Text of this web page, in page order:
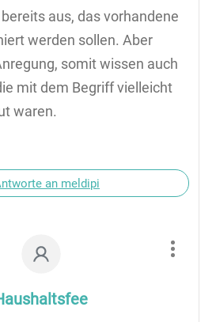
aus, das vorhandene
werden sollen. Aber
somit wissen auch
mit dem Begriff vielleicht
waren.
an meldipi